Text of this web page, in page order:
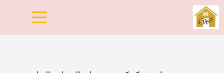
التجاوز
إلى
المحتوى